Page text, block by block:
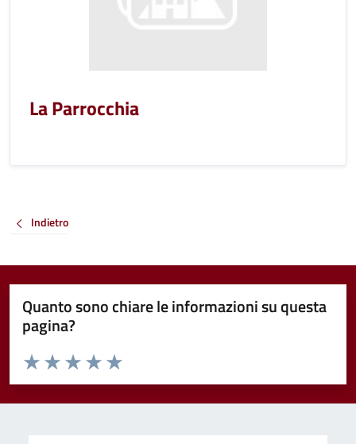
La Parrocchia
Indietro
Quanto sono chiare le informazioni su questa
pagina?
Valuta da 1 a 5 stelle la pagina
Valuta 5 stelle su 5
Valuta 4 stelle su 5
Valuta 3 stelle su 5
Valuta 2 stelle su 5
Valuta 1 stelle su 5